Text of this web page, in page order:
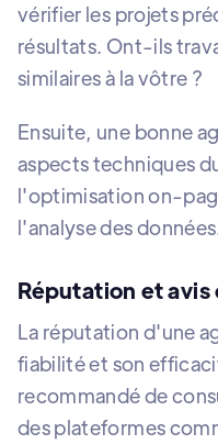
vérifier les projets
résultats. Ont-ils
similaires à la vôtre ?
Ensuite, une bonne
aspects techniques
l'optimisation on-
l'analyse des
Réputation et avis
La réputation d'une
fiabilité et son
recommandé de
des plateformes